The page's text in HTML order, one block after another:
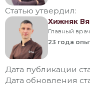
Статью утвердил:
Хижняк
Главный
23 года
Дата публикации
Дата обновления